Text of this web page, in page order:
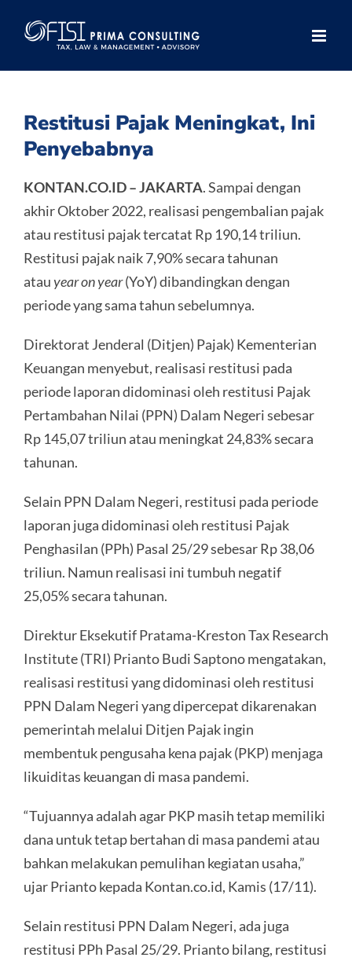
Restitusi Pajak Meningkat, Ini
Penyebabnya
KONTAN.CO.ID –JAKARTA. Sampai dengan
akhir Oktober 2022, realisasi pengembalian pajak
atau restitusi pajak tercatat Rp 190,14 triliun.
Restitusi pajak naik 7,90% secara tahunan
atauyear on year(YoY) dibandingkan dengan
periode yang sama tahun sebelumnya.
Direktorat Jenderal (Ditjen) Pajak) Kementerian
Keuangan menyebut, realisasi restitusi pada
periode laporan didominasi oleh restitusi Pajak
Pertambahan Nilai (PPN) Dalam Negeri sebesar
Rp 145,07 triliun atau meningkat 24,83% secara
tahunan.
Selain PPN Dalam Negeri, restitusi pada periode
laporan juga didominasi oleh restitusi Pajak
Penghasilan (PPh) Pasal 25/29 sebesar Rp 38,06
triliun. Namun realisasi ini tumbuh negatif
25,05% secara tahunan.
Direktur Eksekutif Pratama-Kreston Tax Research
Institute (TRI) Prianto Budi Saptono mengatakan,
realisasi restitusi yang didominasi oleh restitusi
PPN Dalam Negeri yang dipercepat dikarenakan
pemerintah melalui Ditjen Pajak ingin
membentuk pengusaha kena pajak (PKP) menjaga
likuiditas keuangan di masa pandemi.
“Tujuannya adalah agar PKP masih tetap memiliki
dana untuk tetap bertahan di masa pandemi atau
bahkan melakukan pemulihan kegiatan usaha,”
ujar Prianto kepada Kontan.co.id, Kamis (17/11).
Selain restitusi PPN Dalam Negeri, ada juga
restitusi PPh Pasal 25/29. Prianto bilang, restitusi